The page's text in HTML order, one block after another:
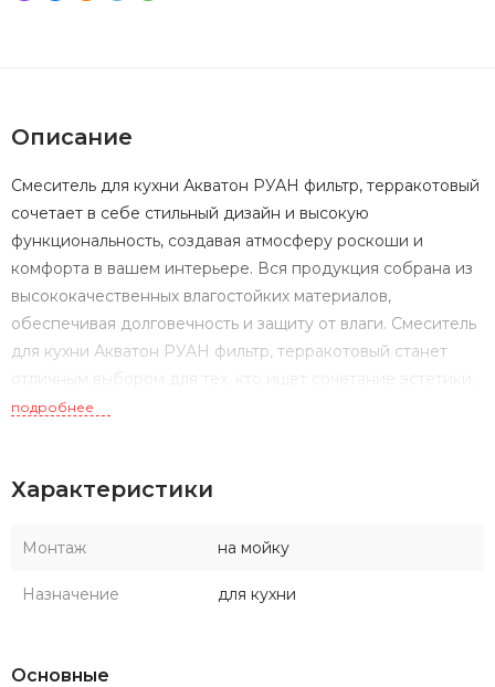
Описание
Смеситель для кухни Акватон РУАН фильтр, терракотовый
сочетает в себе стильный дизайн и высокую
функциональность, создавая атмосферу роскоши и
комфорта в вашем интерьере. Вся продукция собрана из
высококачественных влагостойких материалов,
обеспечивая долговечность и защиту от влаги. Смеситель
для кухни Акватон РУАН фильтр, терракотовый станет
отличным выбором для тех, кто ищет сочетание эстетики,
практичности и высокого качества в оформлении ванной
подробнее
Характеристики
Монтаж на мойку
Назначение для кухни
Основные